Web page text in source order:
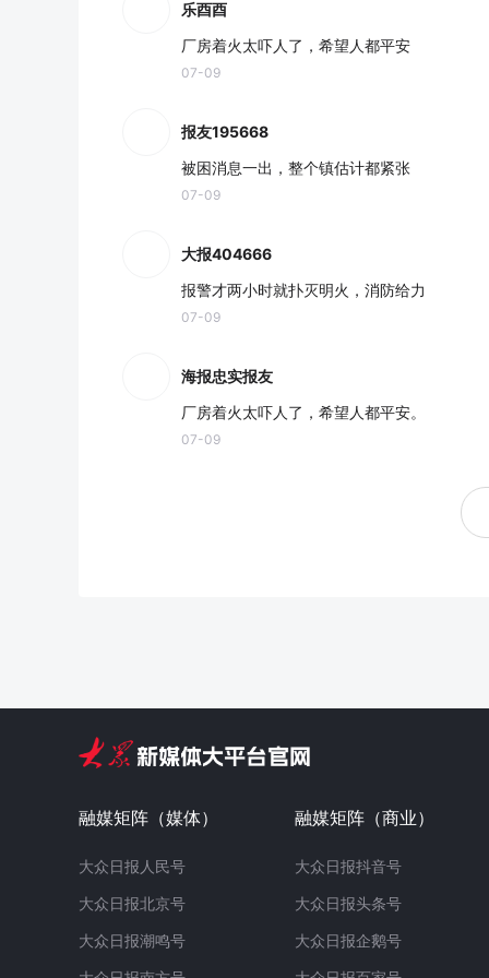
乐酉酉
厂房着火太吓人了，希望人都平安
07-09
报友195668
被困消息一出，整个镇估计都紧张
07-09
大报404666
报警才两小时就扑灭明火，消防给力
07-09
海报忠实报友
厂房着火太吓人了，希望人都平安。
07-09
融媒矩阵（媒体）
大众日报人民号
大众日报北京号
大众日报潮鸣号
融媒矩阵（商业）
大众日报抖音号
大众日报头条号
大众日报企鹅号